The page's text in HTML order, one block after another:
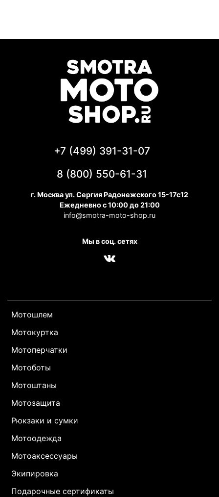
Мотошлем
Мотокуртка
Мотоперчатки
Мотоботы
Мотоштаны
Мотозащита
Рюкзаки и сумки
Мотоодежда
Мотоаксессуары
Экипировка
Подарочные сертификаты
+7 (499) 391-31-07
8 (800) 550-61-31
г. Москва ул. Сергия Радонежского 15-17с12
Ежедневно с 10:00 до 21:00
info@smotra-moto-shop.ru
Мы в соц. сетях